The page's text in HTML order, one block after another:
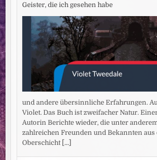
Geister, die ich gesehen habe
und andere übersinnliche Erfahrungen.
Violet. Das Buch ist zweifacher Natur.
Autorin Berichte wieder, die unter
zahlreichen Freunden und Bekannten aus
Oberschicht [...]